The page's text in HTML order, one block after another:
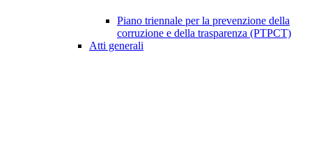
Piano triennale per la prevenzione della
corruzione e della trasparenza (PTPCT)
Atti generali